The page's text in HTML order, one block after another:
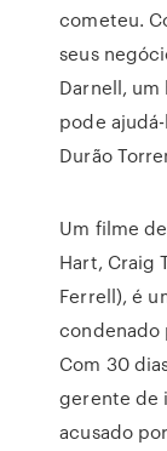
cometeu.
seus
Darnell, um
pode
Durão
Um filme
Hart, Craig
Ferrell), é
condenado
Com 30
gerente de
acusado